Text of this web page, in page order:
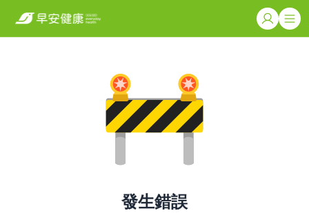
發生錯誤